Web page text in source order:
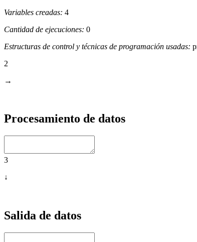
Variables creadas: 4
Cantidad de ejecuciones: 0
Estructuras de control y técnicas de programación usadas:
2
→
Procesamiento de datos
3
↓
Salida de datos